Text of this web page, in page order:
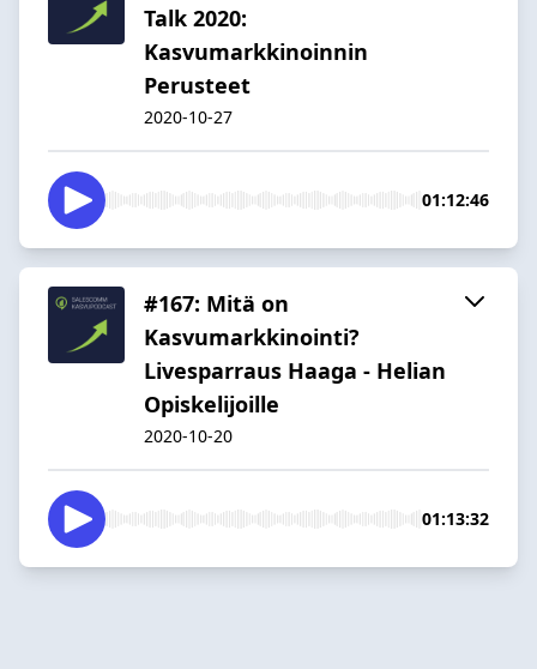
Talk 2020:
Kasvumarkkinoinnin
Perusteet
2020-10-27
01:12:46
#167: Mitä on
Kasvumarkkinointi?
Livesparraus Haaga - Helian
Opiskelijoille
2020-10-20
01:13:32